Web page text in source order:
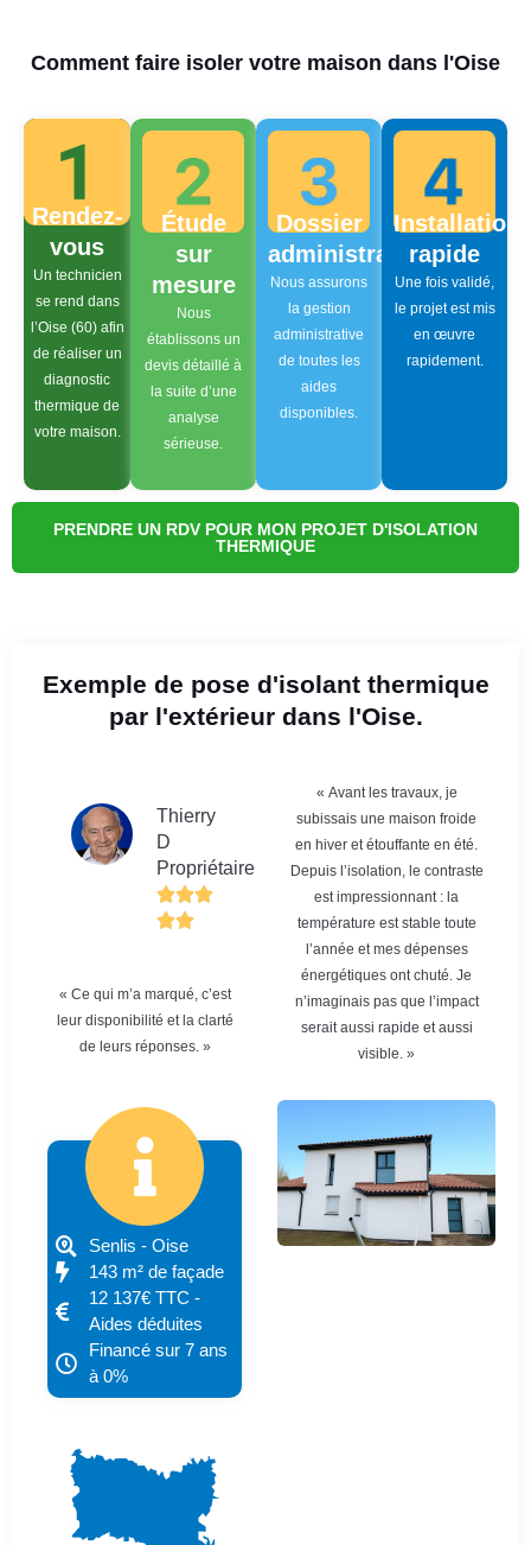
Comment faire isoler votre maison dans l'Oise
Rendez-
vous
Un technicien
se rend dans
l’Oise (60) afin
de réaliser un
diagnostic
thermique de
votre maison.
Étude
sur
mesure
Nous
établissons un
devis détaillé à
la suite d’une
analyse
sérieuse.
Dossier
administratif
Nous assurons
la gestion
administrative
de toutes les
aides
disponibles.
Installation
rapide
Une fois validé,
le projet est mis
en œuvre
rapidement.
PRENDRE UN RDV POUR MON PROJET D'ISOLATION
THERMIQUE
Exemple de pose d'isolant thermique
par l'extérieur dans l'Oise.
Thierry
D
Propriétaire
« Ce qui m’a marqué, c’est
leur disponibilité et la clarté
de leurs réponses. »
Senlis - Oise
143 m² de façade
12 137€ TTC -
Aides déduites
Financé sur 7 ans
à 0%
« Avant les travaux, je
subissais une maison froide
en hiver et étouffante en été.
Depuis l’isolation, le contraste
est impressionnant : la
température est stable toute
l’année et mes dépenses
énergétiques ont chuté. Je
n’imaginais pas que l’impact
serait aussi rapide et aussi
visible. »